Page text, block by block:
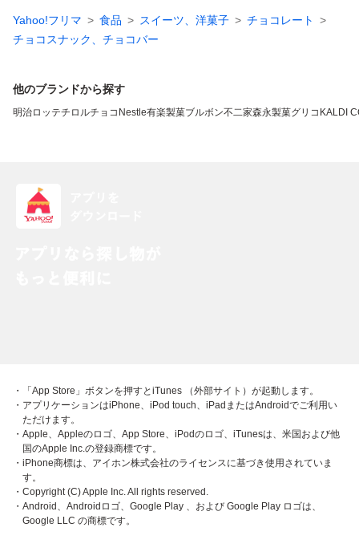
Yahoo!フリマ 食品 スイーツ、洋菓子
チョコレート
チョコスナック、チョコバー
他のブランドから探す
明治ロッテチロルチョコ Nestle有楽製菓ブルボン不二家森永製菓グリコ KALDI
・「App Store」ボタンを押すとiTunes （外部サイト）が起動します。
・アプリケーションはiPhone、iPod touch、iPadまたはAndroidでご利用い
ただけます。
・Apple、Appleのロゴ、App Store、iPodのロゴ、iTunesは、米国および他
国のApple Inc.の登録商標です。
・iPhone商標は、アイホン株式会社のライセンスに基づき使用されていま
す。
・Copyright (C) Apple Inc. All rights reserved.
・Android、Androidロゴ、Google Play 、および Google Play ロゴは、
Google LLC の商標です。